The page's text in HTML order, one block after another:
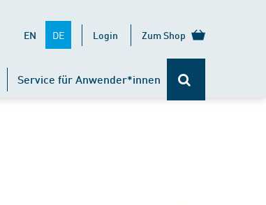
EN DE Login Zum Shop
Service für Anwender*innen